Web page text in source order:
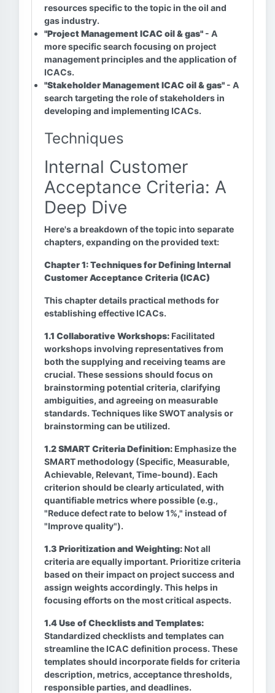
resources specific to the topic in the oil and
gas industry.
"Project Management ICAC oil & gas" - A
more specific search focusing on project
management principles and the application of
ICACs.
"Stakeholder Management ICAC oil & gas" - A
search targeting the role of stakeholders in
developing and implementing ICACs.
Techniques
Internal Customer
Acceptance Criteria: A
Deep Dive
Here's a breakdown of the topic into separate
chapters, expanding on the provided text:
Chapter 1: Techniques for Defining Internal
Customer Acceptance Criteria (ICAC)
This chapter details practical methods for
establishing effective ICACs.
1.1 Collaborative Workshops: Facilitated
workshops involving representatives from
both the supplying and receiving teams are
crucial. These sessions should focus on
brainstorming potential criteria, clarifying
ambiguities, and agreeing on measurable
standards. Techniques like SWOT analysis or
brainstorming can be utilized.
1.2 SMART Criteria Definition: Emphasize the
SMART methodology (Specific, Measurable,
Achievable, Relevant, Time-bound). Each
criterion should be clearly articulated, with
quantifiable metrics where possible (e.g.,
"Reduce defect rate to below 1%," instead of
"Improve quality").
1.3 Prioritization and Weighting: Not all
criteria are equally important. Prioritize criteria
based on their impact on project success and
assign weights accordingly. This helps in
focusing efforts on the most critical aspects.
1.4 Use of Checklists and Templates:
Standardized checklists and templates can
streamline the ICAC definition process. These
templates should incorporate fields for criteria
description, metrics, acceptance thresholds,
responsible parties, and deadlines.